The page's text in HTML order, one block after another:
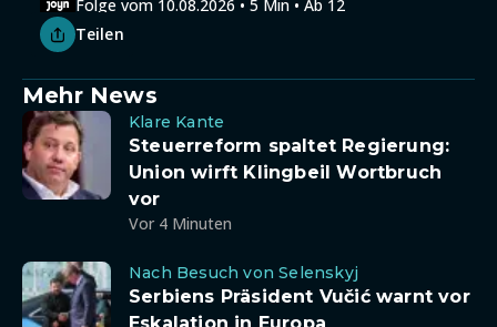
Folge vom 10.08.2026 • 5 Min • Ab 12
Teilen
Mehr News
Klare Kante
Steuerreform spaltet Regierung:
Union wirft Klingbeil Wortbruch
vor
Vor 4 Minuten
Nach Besuch von Selenskyj
Serbiens Präsident Vučić warnt vor